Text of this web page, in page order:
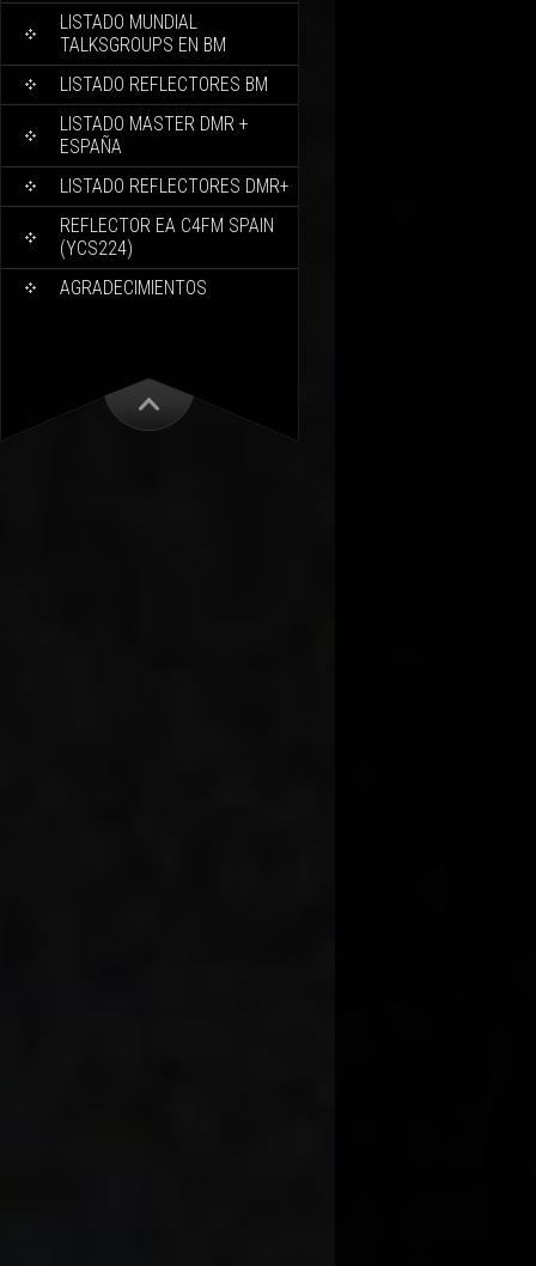
LISTADO MUNDIAL
TALKSGROUPS EN BM
LISTADO REFLECTORES BM
LISTADO MASTER DMR +
ESPAÑA
LISTADO REFLECTORES DMR+
REFLECTOR EA C4FM SPAIN
(YCS224)
AGRADECIMIENTOS